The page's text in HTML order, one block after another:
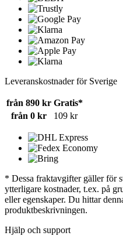
Leveranskostnader för Sverige
från 890 kr Gratis*
från 0 kr
109 kr
* Dessa fraktavgifter gäller för
ytterligare kostnader, t.ex. på
eller egenskaper. Du hittar
produktbeskrivningen.
Hjälp och support